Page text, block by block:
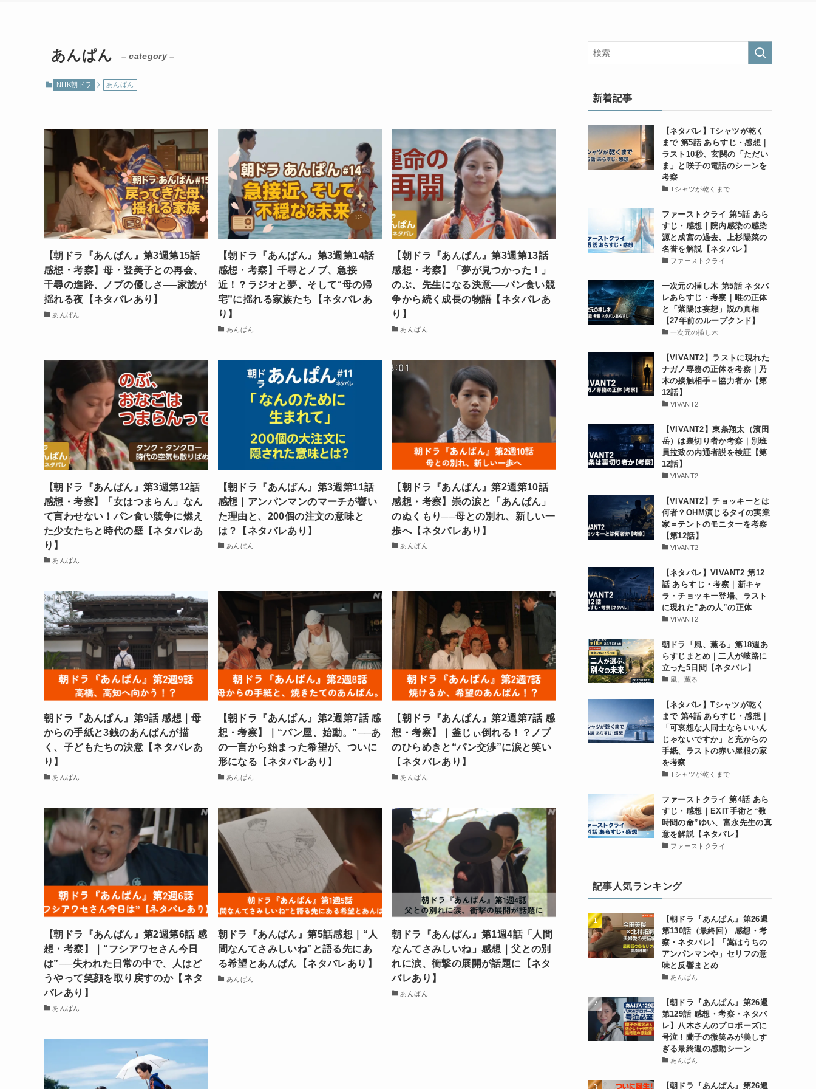
あんぱん – category –
NHK朝ドラ あんぱん
【朝ドラ『あんぱん』第3週第15話
感想・考察】母・登美子との再会、
千尋の進路、ノブの優しさ──家族が
揺れる夜【ネタバレあり】
あんぱん
【朝ドラ『あんぱん』第3週第14話
感想・考察】千尋とノブ、急接
近！？ラジオと夢、そして“母の帰
宅”に揺れる家族たち【ネタバレあ
り】
あんぱん
【朝ドラ『あんぱん』第3週第13話
感想・考察】「夢が見つかった！」
のぶ、先生になる決意──パン食い競
争から続く成長の物語【ネタバレあ
り】
あんぱん
【朝ドラ『あんぱん』第3週第12話
感想・考察】「女はつまらん」なん
て言わせない！パン食い競争に燃え
た少女たちと時代の壁【ネタバレあ
り】
あんぱん
【朝ドラ『あんぱん』第3週第11話
感想｜アンパンマンのマーチが響い
た理由と、200個の注文の意味と
は？【ネタバレあり】
あんぱん
【朝ドラ『あんぱん』第2週第10話
感想・考察】崇の涙と「あんぱん」
のぬくもり──母との別れ、新しい一
歩へ【ネタバレあり】
あんぱん
朝ドラ『あんぱん』第9話 感想｜母
からの手紙と3銭のあんぱんが描
く、子どもたちの決意【ネタバレあ
り】
あんぱん
【朝ドラ『あんぱん』第2週第7話 感
想・考察】｜“パン屋、始動。”──あ
の一言から始まった希望が、ついに
形になる【ネタバレあり】
あんぱん
【朝ドラ『あんぱん』第2週第7話 感
想・考察】｜釜じぃ倒れる！？ノブ
のひらめきと“パン交渉”に涙と笑い
【ネタバレあり】
あんぱん
【朝ドラ『あんぱん』第2週第6話 感
想・考察】｜“フシアワセさん今日
は”──失われた日常の中で、人はど
うやって笑顔を取り戻すのか【ネタ
バレあり】
あんぱん
朝ドラ『あんぱん』第5話感想｜“人
間なんてさみしいね”と語る先にあ
る希望とあんぱん【ネタバレあり】
あんぱん
朝ドラ『あんぱん』第1週4話「人間
なんてさみしいね」感想｜父との別
れに涙、衝撃の展開が話題に【ネタ
バレあり】
あんぱん
新着記事
【ネタバレ】Tシャツが乾く
まで 第5話 あらすじ・感想｜
ラスト10秒、玄関の「ただい
ま」と咲子の電話のシーンを
考察
Tシャツが乾くまで
ファーストクライ 第5話 あら
すじ・感想｜院内感染の感染
源と成宮の過去、上杉陽菜の
名誉を解説【ネタバレ】
ファーストクライ
一次元の挿し木 第5話 ネタバ
レあらすじ・考察｜唯の正体
と「紫陽は妄想」説の真相
【27年前のループクンド】
一次元の挿し木
【VIVANT2】ラストに現れた
ナガノ専務の正体を考察｜乃
木の接触相手＝協力者か【第
12話】
VIVANT2
【VIVANT2】東条翔太（濱田
岳）は裏切り者か考察｜別班
員拉致の内通者説を検証【第
12話】
VIVANT2
【VIVANT2】チョッキーとは
何者？OHM演じるタイの実業
家＝テントのモニターを考察
【第12話】
VIVANT2
【ネタバレ】VIVANT2 第12
話 あらすじ・考察｜新キャ
ラ・チョッキー登場、ラスト
に現れた”あの人”の正体
VIVANT2
朝ドラ「風、薫る」第18週あ
らすじまとめ｜二人が岐路に
立った5日間【ネタバレ】
風、薫る
【ネタバレ】Tシャツが乾く
まで 第4話 あらすじ・感想｜
「可哀想な人同士ならいいん
じゃないですか」と充からの
手紙、ラストの赤い屋根の家
を考察
Tシャツが乾くまで
ファーストクライ 第4話 あら
すじ・感想｜EXIT手術と“数
時間の命”ゆい、富永先生の真
意を解説【ネタバレ】
ファーストクライ
記事人気ランキング
【朝ドラ『あんぱん』第26週
第130話（最終回） 感想・考
察・ネタバレ】「嵩はうちの
アンパンマンや」セリフの意
味と反響まとめ
あんぱん
【朝ドラ『あんぱん』第26週
第129話 感想・考察・ネタバ
レ】八木さんのプロポーズに
号泣！蘭子の微笑みが美しす
ぎる最終週の感動シーン
あんぱん
【朝ドラ『あんぱん』第26週